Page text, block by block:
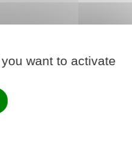
want to activate